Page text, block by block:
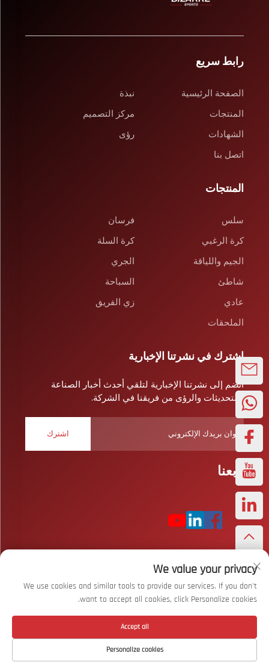
رابط سريع
الصفحة الرئيسية
نبذة
المنتجات
مركز التصميم
الشهادات
رؤى
اتصل بنا
المنتجات
سلس
فرسان
كرة الرغبي
كرة السلة
الجيم واللياقة
الجري
شاطئ
السباحة
عادي
زي الفريق
الملحقات
اشترك في نشرتنا الإخبارية
انضم إلى نشرتنا الإخبارية لتلقي أحدث أخبار الصناعة
والتحديثات والرؤى من فريقنا في الشركة.
اشترك
تابعنا
حقوق النشر © شركة ووهان بايزار سبورتس المحدودة. جميع الحقوق
محفوظة سياسة الخصوصية
We value your privacy
We use cookies and similar tools to provide our services. If you don't
want to accept all cookies, click Personalize cookies.
Personalize cookies
Accept all